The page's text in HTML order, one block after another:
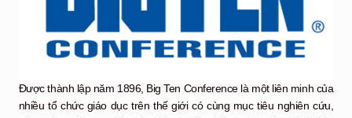
Được thành lập năm 1896, Big Ten Conference là một liên minh của
nhiều tổ chức giáo dục trên thế giới có cùng mục tiêu nghiên cứu,